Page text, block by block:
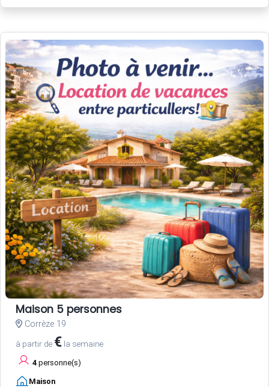
Maison 5 personnes
Corrèze 19
à partir de € la semaine
4 personne(s)
Maison